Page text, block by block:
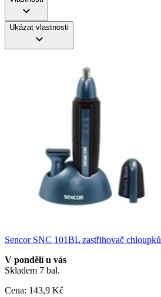
Ukázat vlastnosti
Sencor SNC 101BL zastřihovač chloupků
V pondělí u vás
Skladem 7 bal.
Cena: 143,9 Kč